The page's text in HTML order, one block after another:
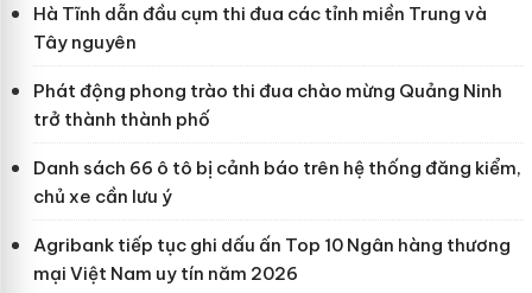
Hà Tĩnh dẫn đầu cụm thi đua các tỉnh miền Trung và
Tây nguyên
Phát động phong trào thi đua chào mừng Quảng Ninh
trở thành thành phố
Danh sách 66 ô tô bị cảnh báo trên hệ thống đăng kiểm,
chủ xe cần lưu ý
Agribank tiếp tục ghi dấu ấn Top 10 Ngân hàng thương
mại Việt Nam uy tín năm 2026